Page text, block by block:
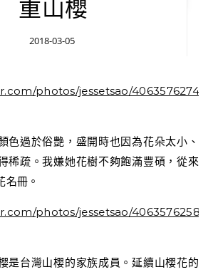
重山櫻
2018-03-05
色過於俗艷，盛開時也因為花朵太小、
稀疏。我嫌她花樹不夠飽滿豐碩，從來
名冊。
photos/jessetsao/
是台灣山櫻的家族成員。延續山櫻花的